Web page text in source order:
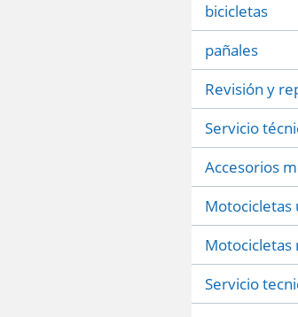
bicicletas
pañales
Revisión y
Servicio
Accesorios
Motocicletas
Motocicletas
Servicio